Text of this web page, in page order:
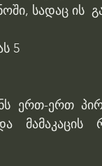
სადაც ის
5
ერთ-ერთ
მამაკაცის